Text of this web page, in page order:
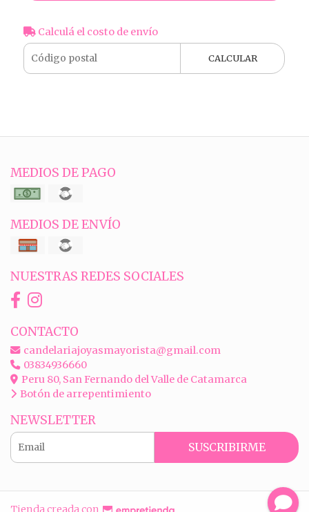
Calculá el costo de envío
CALCULAR
MEDIOS DE PAGO
MEDIOS DE ENVÍO
NUESTRAS REDES SOCIALES
CONTACTO
candelariajoyasmayorista@gmail.com
03834936660
Peru 80, San Fernando del Valle de Catamarca
Botón de arrepentimiento
NEWSLETTER
SUSCRIBIRME
Tienda creada con